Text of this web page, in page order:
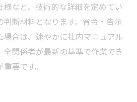
様など、技術的な詳細を定めてい
判断材料となります。省令・告示
場合は、速やかに社内マニュアル
全関係者が最新の基準で作業でき
要です。